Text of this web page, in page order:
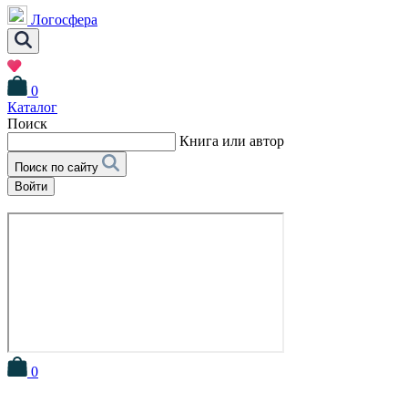
Логосфера
0
Каталог
Поиск
Книга или автор
Поиск по сайту
Войти
0